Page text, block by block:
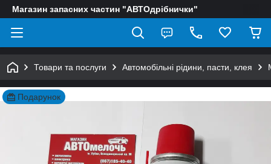
Магазин запасних частин "АВТОдрібнички"
Товари та послуги Автомобільні рідини, пасти, клея
Подарунок